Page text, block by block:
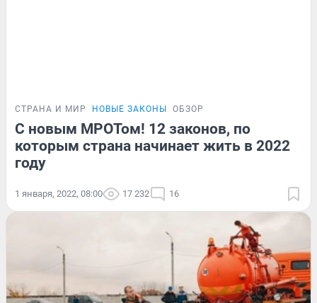
СТРАНА И МИР НОВЫЕ ЗАКОНЫ ОБЗОР
С новым МРОТом! 12 законов, по
которым страна начинает жить в 2022
году
1 января, 2022, 08:00 17 232 16